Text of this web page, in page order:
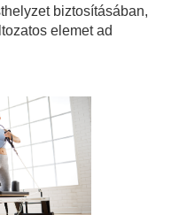
biztosításában,
elemet ad